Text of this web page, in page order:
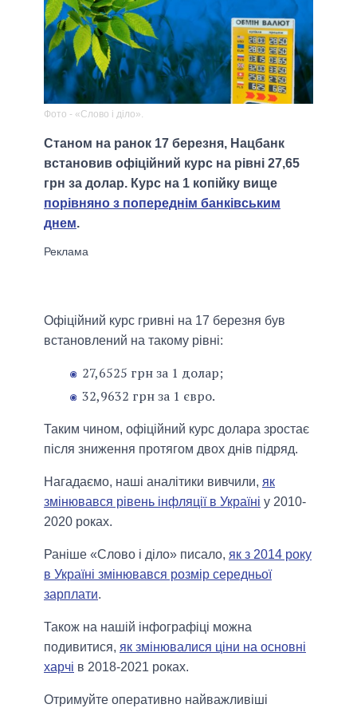
Фото - «Слово і діло».
Станом на ранок 17 березня, Нацбанк
встановив офіційний курс на рівні 27,65
грн за долар. Курс на 1 копійку вище
порівняно з попереднім банківським
днем.
Офіційний курс гривні на 17 березня був
встановлений на такому рівні:
27,6525 грн за 1 долар;
32,9632 грн за 1 євро.
Таким чином, офіційний курс долара зростає
після зниження протягом двох днів підряд.
Нагадаємо, наші аналітики вивчили, як
змінювався рівень інфляції в Україні у 2010-
2020 роках.
Раніше «Слово і діло» писало, як з 2014 року
в Україні змінювався розмір середньої
зарплати.
Також на нашій інфографіці можна
подивитися, як змінювалися ціни на основні
харчі в 2018-2021 роках.
Отримуйте оперативно найважливіші